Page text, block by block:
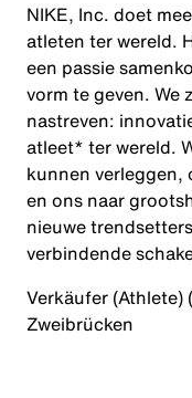
NIKE, Inc. doet
atleten ter wereld.
een passie
vorm te geven. We
nastreven:
atleet* ter wereld.
kunnen
en ons naar
nieuwe
verbindende
Verkäufer (Athlete)
Zweibrücken